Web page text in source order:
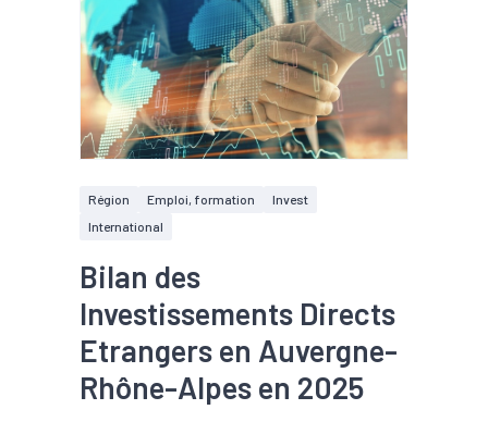
Région Emploi, formation
Invest
International
Bilan des
Investissements Directs
Etrangers en Auvergne-
Rhône-Alpes en 2025